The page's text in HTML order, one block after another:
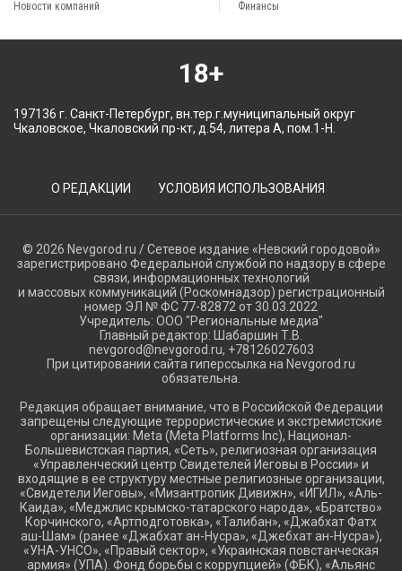
Новости компаний Финансы
18+
197136 г. Санкт-Петербург, вн.тер.г.муниципальный округ
Чкаловское, Чкаловский пр-кт, д.54, литера А, пом.1-Н.
О РЕДАКЦИИ УСЛОВИЯ ИСПОЛЬЗОВАНИЯ
© 2026 Nevgorod.ru / Сетевое издание «Невский городовой»
зарегистрировано Федеральной службой по надзору в сфере
связи, информационных технологий
и массовых коммуникаций (Роскомнадзор) регистрационный
номер ЭЛ № ФС 77-82872 от 30.03.2022
Учредитель: ООО "Региональные медиа"
Главный редактор: Шабаршин Т.В.
nevgorod@nevgorod.ru, +78126027603
При цитировании сайта гиперссылка на Nevgorod.ru
обязательна.
Редакция обращает внимание, что в Российской Федерации
запрещены следующие террористические и экстремистские
организации: Meta (Meta Platforms Inc), Национал-
Большевистская партия, «Сеть», религиозная организация
«Управленческий центр Свидетелей Иеговы в России» и
входящие в ее структуру местные религиозные организации,
«Свидетели Иеговы», «Мизантропик Дивижн», «ИГИЛ», «Аль-
Каида», «Меджлис крымско-татарского народа», «Братство»
Корчинского, «Артподготовка», «Талибан», «Джабхат Фатх
аш-Шам» (ранее «Джабхат ан-Нусра», «Джебхат ан-Нусра»),
«УНА-УНСО», «Правый сектор», «Украинская повстанческая
армия» (УПА). Фонд борьбы с коррупцией» (ФБК), «Альянс